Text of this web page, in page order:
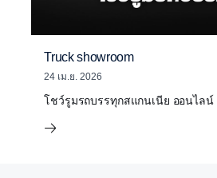
Truck showroom
24 เม.ย. 2026
โชว์รูมรถบรรทุกสแกนเนีย ออนไลน์